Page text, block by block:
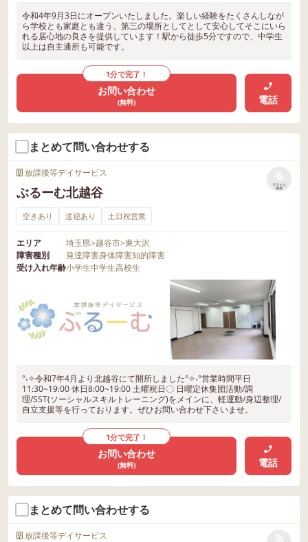
令和4年9月3日にオープンいたしました。楽しい経験をたくさんしなが
ら学校とも家庭とも違う、第三の場所としてとして安心してそこにいら
れる居心地の良さを提供しています！駅から徒歩5分ですので、中学生
以上は自主通所も可能です。
1分で完了！
お問い合わせ
(無料) 電話
まとめて問い合わせする
放課後等デイサービス
ぶるーむ北越谷
リストに
保存
空きあり 送迎あり 土日祝営業
エリア 埼玉県>越谷市>東大沢
障害種別
発達障害身体障害知的障害
受け入れ年齢小学生中学生高校生
°˖✧令和7年4月より北越谷にて開所しました°✧˖°営業時間平日
11:30~19:00 休日8:00~19:00 土曜祝日〇 日曜定休集団活動/調
理/SST(ソーシャルスキルトレーニング)をメインに、軽運動/身辺整理/
自立支援等を行っております。ぜひお問い合わせ下さいませ。
1分で完了！
お問い合わせ
(無料) 電話
まとめて問い合わせする
放課後等デイサービス